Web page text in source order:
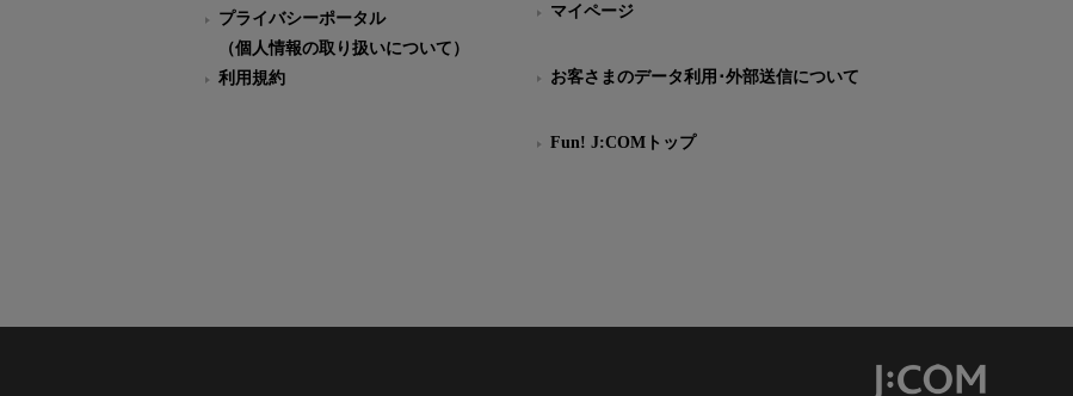
プライバシーポータル
（個人情報の取り扱いについて）
利用規約
マイページ
お客さまのデータ利用･外部送信について
Fun! J:COMトップ